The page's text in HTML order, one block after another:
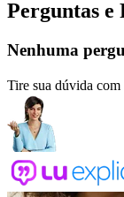
Perguntas e
Nenhuma
Tire sua dúvida